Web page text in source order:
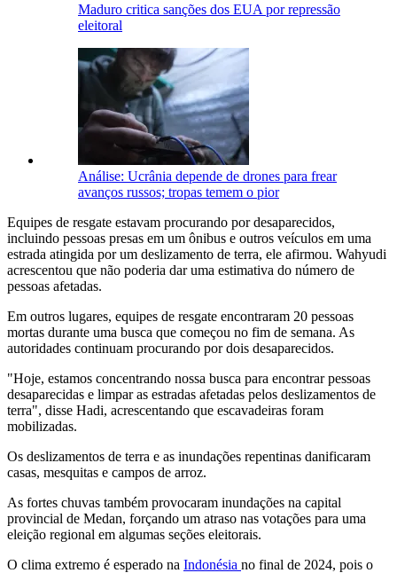
Maduro critica sanções dos EUA por repressão
eleitoral
Análise: Ucrânia depende de drones para frear
avanços russos; tropas temem o pior
Equipes de resgate estavam procurando por desaparecidos,
incluindo pessoas presas em um ônibus e outros veículos em uma
estrada atingida por um deslizamento de terra, ele afirmou. Wahyudi
acrescentou que não poderia dar uma estimativa do número de
pessoas afetadas.
Em outros lugares, equipes de resgate encontraram 20 pessoas
mortas durante uma busca que começou no fim de semana. As
autoridades continuam procurando por dois desaparecidos.
"Hoje, estamos concentrando nossa busca para encontrar pessoas
desaparecidas e limpar as estradas afetadas pelos deslizamentos de
terra", disse Hadi, acrescentando que escavadeiras foram
mobilizadas.
Os deslizamentos de terra e as inundações repentinas danificaram
casas, mesquitas e campos de arroz.
As fortes chuvas também provocaram inundações na capital
provincial de Medan, forçando um atraso nas votações para uma
eleição regional em algumas seções eleitorais.
O clima extremo é esperado na Indonésia no final de 2024, pois o